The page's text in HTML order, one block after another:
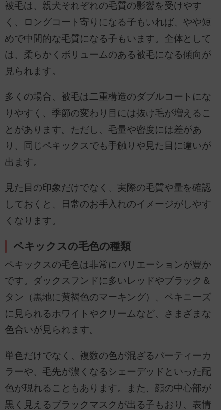
被毛は、親犬それぞれの毛質の影響を受けやす
く、ロングコート寄りになる子もいれば、やや短
めで中間的な毛質になる子もいます。全体として
は、柔らかくボリュームのある被毛になる傾向が
見られます。
多くの場合、被毛は二重構造のダブルコートにな
りやすく、季節の変わり目には抜け毛が増えるこ
とがあります。ただし、毛量や密度には差があ
り、同じペキックスでも手触りや見た目に違いが
出ます。
見た目の印象だけでなく、実際の毛質や量を確認
しておくと、日常のお手入れのイメージがしやす
くなります。
ペキックスの毛色の種類
ペキックスの毛色は非常にバリエーションが豊か
です。ダックスフンドに多いレッドやブラック＆
タン（黒地に黄褐色のマーキング）、ペキニーズ
に見られるホワイトやクリームなど、さまざまな
色合いが見られます。
単色だけでなく、複数の色が混ざるパーティーカ
ラーや、毛先が濃くなるシェーデッドといった配
色が現れることもあります。また、顔の中心部が
黒く見えるブラックマスクが出る子もおり、表情